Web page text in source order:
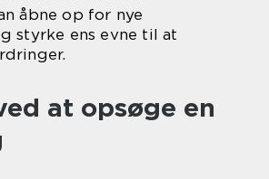
åbne op for nye
styrke ens evne til at
at opsøge en